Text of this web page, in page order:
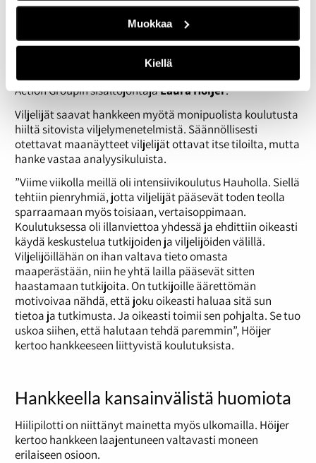
Muokkaa
Kiellä
Kuva: Yrjö Tuunanen
”Tutkia voidaan vaikka kuinka paljon, mutta jos toimijat ei
halua muutosta, niin eihän asia etene”, tokaisee Baltic Sea
Action Groupin sisältöjohtajaLaura Höijer.
Viljelijät saavat hankkeen myötä monipuolista koulutusta
hiiltä sitovista viljelymenetelmistä. Säännöllisesti
otettavat maanäytteet viljelijät ottavat itse tiloilta, mutta
hanke vastaa analyysikuluista.
”Viime viikolla meillä oli intensiivikoulutus Hauholla. Siellä
tehtiin pienryhmiä, jotta viljelijät pääsevät toden teolla
sparraamaan myös toisiaan, vertaisoppimaan.
Koulutuksessa oli illanviettoa yhdessä ja ehdittiin oikeasti
käydä keskustelua tutkijoiden ja viljelijöiden välillä.
Viljelijöillähän on ihan valtava tieto omasta
maaperästään, niin he yhtä lailla pääsevät sitten
haastamaan tutkijoita. On tutkijoille äärettömän
motivoivaa nähdä, että joku oikeasti haluaa sitä sun
tietoa ja tutkimusta. Ja oikeasti toimii sen pohjalta. Se tuo
uskoa siihen, että halutaan tehdä paremmin”, Höijer
kertoo hankkeeseen liittyvistä koulutuksista.
Hankkeella kansainvälistä huomiota
Hiilipilotti on niittänyt mainetta myös ulkomailla. Höijer
kertoo hankkeen laajentuneen valtavasti moneen
erilaiseen osioon.